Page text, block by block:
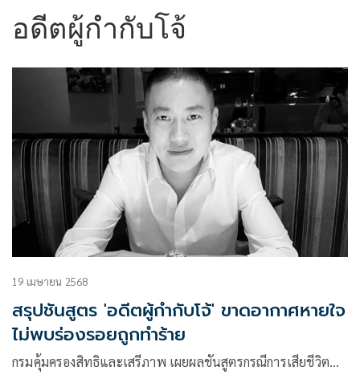
อดีตผู้กำกับโจ้
19 เมษายน 2568
สรุปชันสูตร 'อดีตผู้กำกับโจ้' ขาดอากาศหายใจ
ไม่พบร่องรอยถูกทำร้าย
กรมคุ้มครองสิทธิและเสรีภาพ เผยผลชันสูตรกรณีการเสียชีวิต…